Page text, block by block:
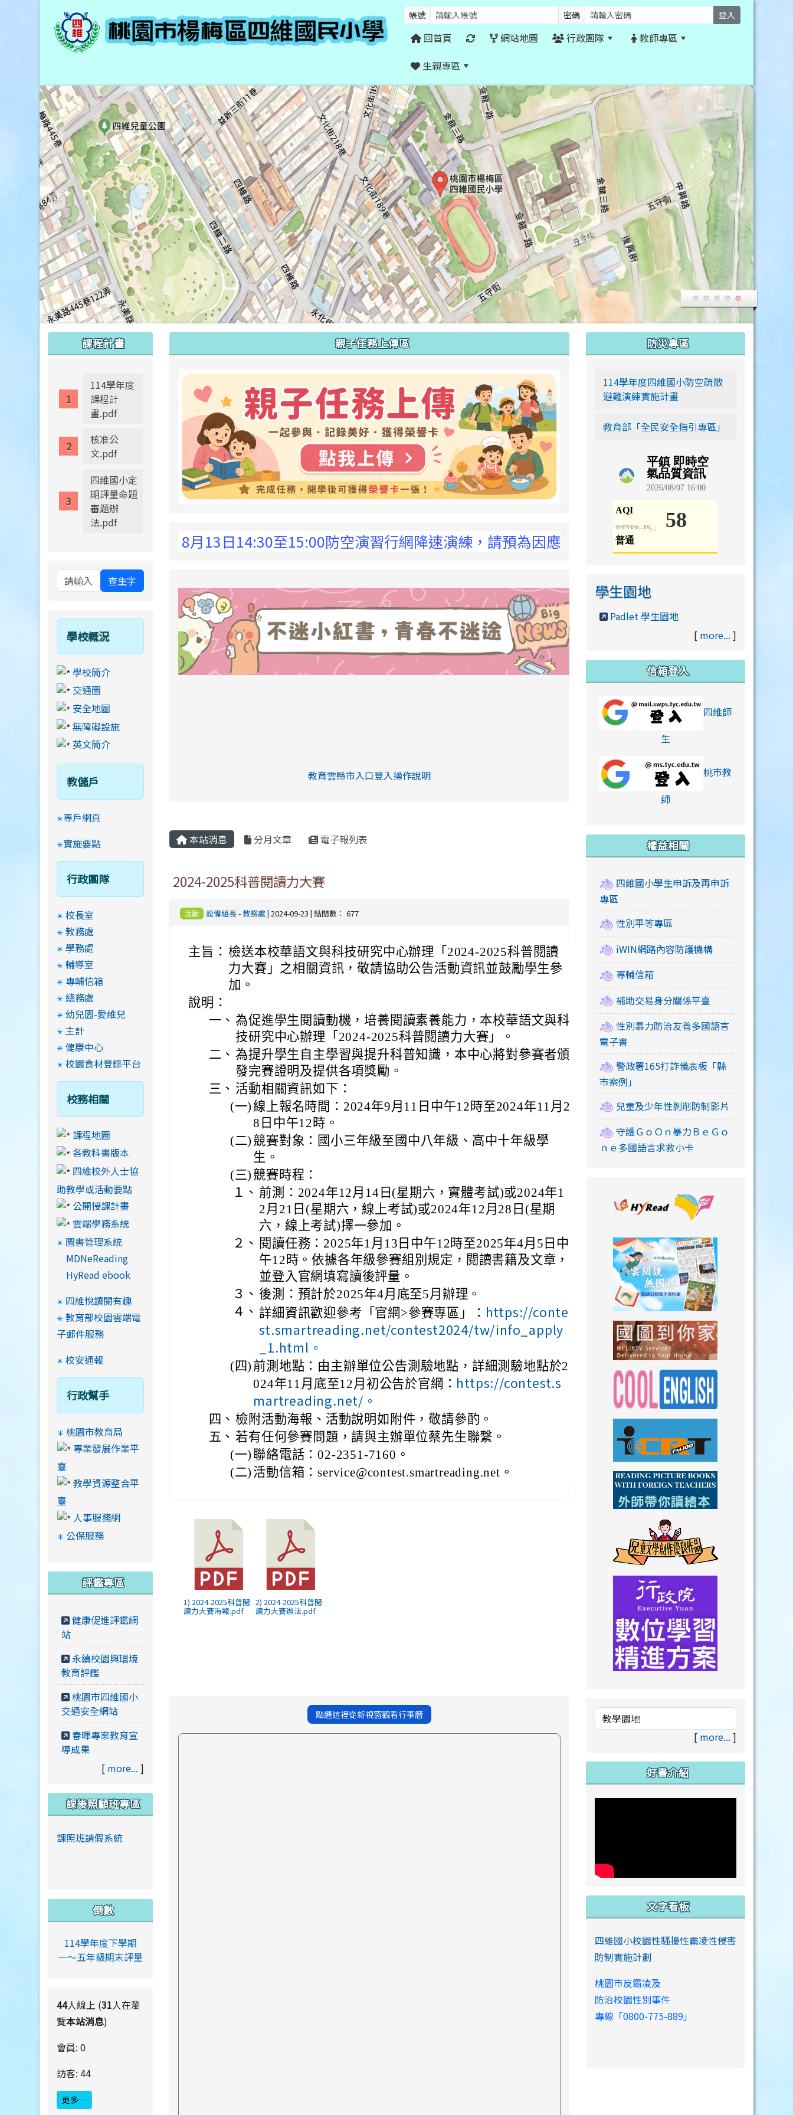
帳號 密碼 登入
回首頁 網站地圖 行政團隊
教師專區
生親專區
親子任務上傳區
link to https://siwei-family.work-
8月13日14:30至15:00防空演習行網降速演練，請預為因應，詳洽NCC官網
link to https://eliteracy.edu.tw/Shorts/xiaohongshu.html
link to https://eliteracy.edu.tw/Shorts/xiaohongshu.html
教育雲縣市入口登入操作說明
link to https://eliteracy.edu.tw/Shorts/xiaohongshu.html
本站消息 分月文章 電子報列表
2024-2025科普閱讀力大賽
活動 設備組長-教務處 | 2024-09-23 | 點閱數： 677
主旨： 檢送本校華語文與科技研究中心辦理「2024-2025科普閱讀
力大賽」之相關資訊，敬請協助公告活動資訊並鼓勵學生參
加。
說明：
一、 為促進學生閱讀動機，培養閱讀素養能力，本校華語文與科
技研究中心辦理「2024-2025科普閱讀力大賽」。
二、 為提升學生自主學習與提升科普知識，本中心將對參賽者頒
發完賽證明及提供各項獎勵。
三、 活動相關資訊如下：
(一)線上報名時間：2024年9月11日中午12時至2024年11月2
8日中午12時。
(二) 競賽對象：國小三年級至國中八年級、高中十年級學
生。
(三) 競賽時程：
１、 前測：2024年12月14日(星期六，實體考試)或2024年1
2月21日(星期六，線上考試)或2024年12月28日(星期
六，線上考試)擇一參加。
２、 閱讀任務：2025年1月13日中午12時至2025年4月5日中
午12時。依據各年級參賽組別規定，閱讀書籍及文章，
並登入官網填寫讀後評量。
３、 後測：預計於2025年4月底至5月辦理。
４、 詳細資訊歡迎參考「官網>參賽專區」： https://conte
st.smartreading.net/contest2024/tw/info_apply
_1.html。
(四) 前測地點：由主辦單位公告測驗地點，詳細測驗地點於2
024年11月底至12月初公告於官網： https://contest.s
martreading.net/。
四、 檢附活動海報、活動說明如附件，敬請參酌。
五、 若有任何參賽問題，請與主辦單位蔡先生聯繫。
(一) 聯絡電話：02-2351-7160。
(二) 活動信箱：service@contest.smartreading.net。
1) 2024-2025科普閱
讀力大賽海報.pdf
2) 2024-2025科普閱
讀力大賽辦法.pdf
點選這裡從新視窗觀看行事曆
課程計畫
114學年度
課程計
畫.pdf
核准公
文.pdf
四維國小定
期評量命題
審題辦
法.pdf
查生字
學校概況
學校簡介
交通圖
安全地圖
無障礙設施
英文簡介
教儲戶
專戶網頁
實施要點
行政團隊
校長室
教務處
學務處
輔導室
專輔信箱
總務處
幼兒園-愛維兒
主計
健康中心
校園食材登錄平台
校務相關
課程地圖
各教科書版本
四維校外人士協
助教學或活動要點
公開授課計畫
雲端學務系統
圖書管理系統
MDNeReading
HyRead ebook
四維悅讀閱有趣
教育部校園雲端電
子郵件服務
校安通報
行政幫手
桃園市教育局
專業發展作業平
臺
教學資源整合平
臺
人事服務網
公保服務
評鑑專區
健康促進評鑑網
站
永續校園與環境
教育評鑑
桃園市四維國小
交通安全網站
春暉專案教育宣
導成果
[ more... ]
課後照顧班專區
課照班請假系統
倒數
114學年度下學期
一～五年級期末評量
44人線上 (31人在瀏
覽本站消息)
會員: 0
訪客: 44
更多…
防災專區
114學年度四維國小防空疏散
避難演練實施計畫
教育部「全民安全指引專區」
學生園地
Padlet 學生園地
[ more... ]
信箱登入
四維師
生link to https://
桃市教
師link to https://
權益相關
四維國小學生申訴及再申訴
專區
性別平等專區
iWIN網路內容防護機構
專輔信箱
補助交易身分關係平臺
性別暴力防治友善多國語言
電子書
警政署165打詐儀表板「縣
市案例」
兒童及少年性剝削防制影片
守護ＧｏＯｎ暴力ＢｅＧｏ
ｎｅ多國語言求救小卡
link to https://
link to https://
link to http://www.icrt.com.tw/
link to https://www.youtube.com/
[ more... ]
好書介紹
文字看板
四維國小校園性騷擾性霸凌性侵害
防制實施計劃
桃園市反霸凌及
防治校園性別事件
專線「0800-775-889」